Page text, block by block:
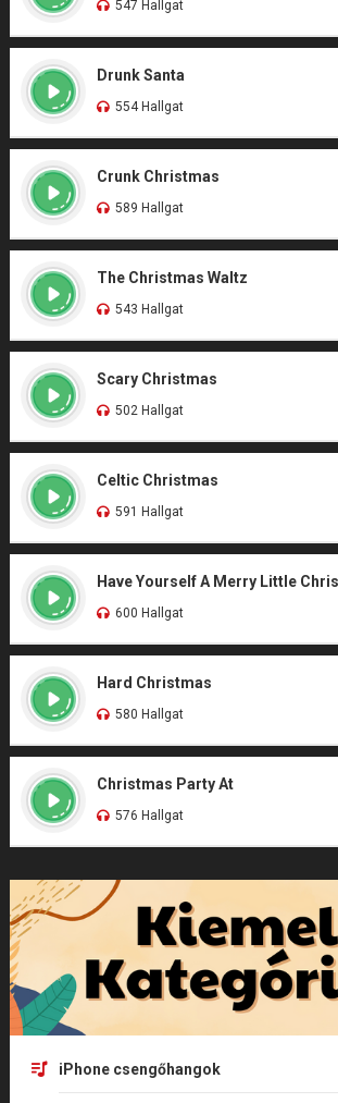
547 Hallgat
Drunk Santa
554 Hallgat
Crunk Christmas
589 Hallgat
The Christmas Waltz
543 Hallgat
Scary Christmas
502 Hallgat
Celtic Christmas
591 Hallgat
Have Yourself A Merry Little
600 Hallgat
Hard Christmas
580 Hallgat
Christmas Party At
576 Hallgat
iPhone csengőhangok